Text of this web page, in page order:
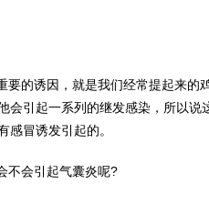
的诱因，就是我们经常提起来的
会引起一系列的继发感染，所以
感冒诱发引起的。
会引起气囊炎呢?